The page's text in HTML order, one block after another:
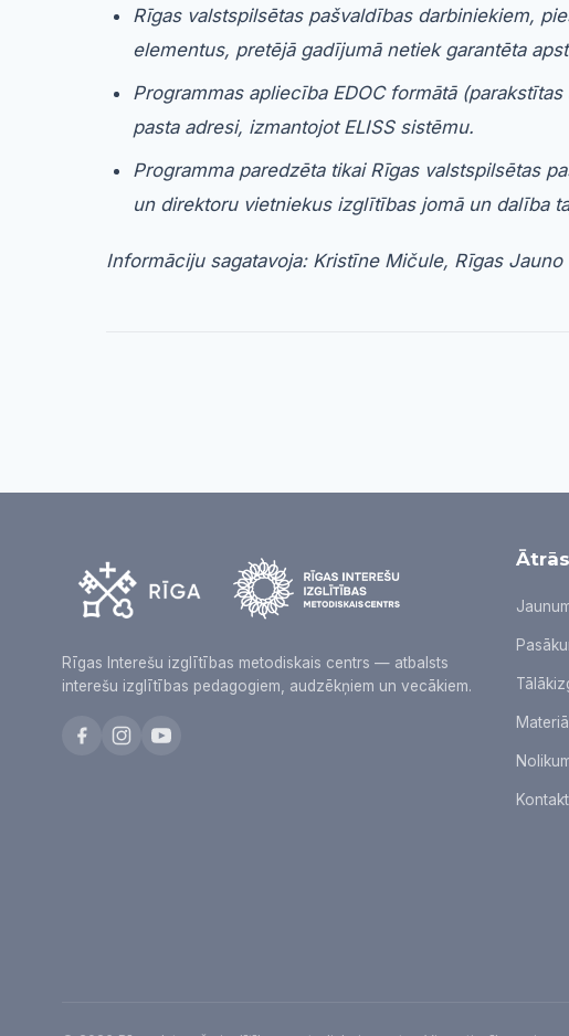
Rīgas valstspilsētas pašvaldības darbiniekiem,
elementus, pretējā gadījumā netiek garantēta
Programmas apliecība EDOC formātā
pasta adresi, izmantojot ELISS sistēmu.
Programma paredzēta tikai Rīgas valstspilsētas
un direktoru vietniekus izglītības jomā un dalība
Informāciju sagatavoja: Kristīne Mičule, Rīgas
Rīgas Interešu izglītības metodiskais centrs — atbalsts
interešu izglītības pedagogiem, audzēkņiem un vecākiem.